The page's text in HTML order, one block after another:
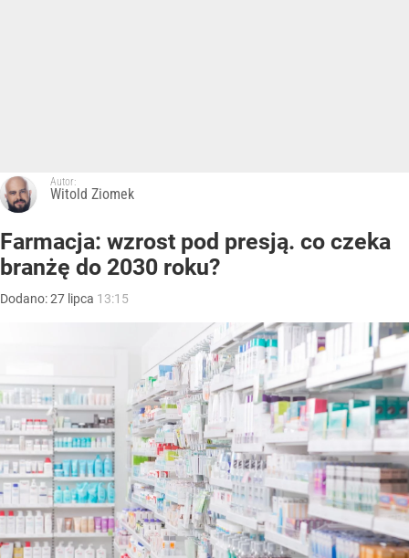
Autor:
Witold Ziomek
Farmacja: wzrost pod presją. co czeka
branżę do 2030 roku?
Dodano:27 lipca 13:15